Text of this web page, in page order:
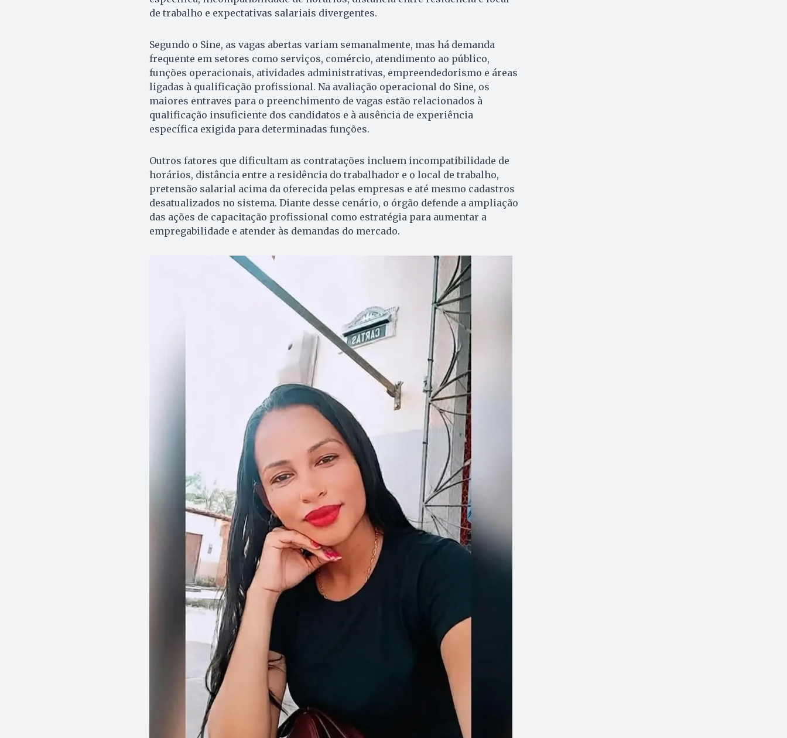
de trabalho e expectativas salariais divergentes.
Segundo o Sine, as vagas abertas variam semanalmente, mas há demanda
frequente em setores como serviços, comércio, atendimento ao público,
funções operacionais, atividades administrativas, empreendedorismo e áreas
ligadas à qualificação profissional. Na avaliação operacional do Sine, os
maiores entraves para o preenchimento de vagas estão relacionados à
qualificação insuficiente dos candidatos e à ausência de experiência
específica exigida para determinadas funções.
Outros fatores que dificultam as contratações incluem incompatibilidade de
horários, distância entre a residência do trabalhador e o local de trabalho,
pretensão salarial acima da oferecida pelas empresas e até mesmo cadastros
desatualizados no sistema. Diante desse cenário, o órgão defende a ampliação
das ações de capacitação profissional como estratégia para aumentar a
empregabilidade e atender às demandas do mercado.